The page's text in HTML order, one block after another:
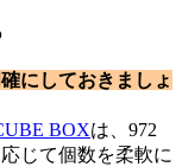
にしておきましょ
BOXは、972
じて個数を柔軟に